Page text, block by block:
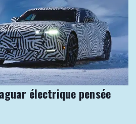
électrique pensée